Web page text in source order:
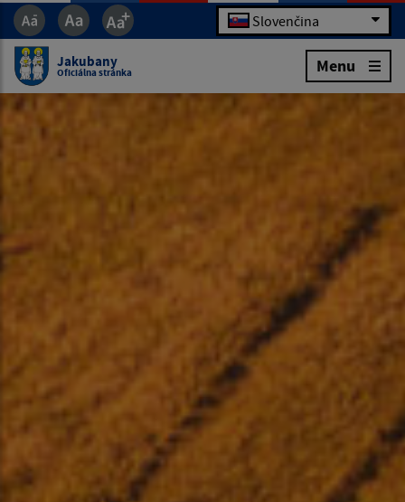
Slovenčina
Jakubany
Oficiálna stránka Menu